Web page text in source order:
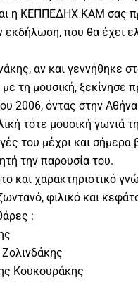
η ΚΕΠΠΕΔΗΧ ΚΑΜ σας
που θα έχει
αν και γεννήθηκε
τη μουσική, ξεκίνησε
2006, όντας στην
τότε μουσική γωνιά
του μέχρι και
την παρουσία του.
και χαρακτηριστικό
φιλικό και
:
Κουκουράκης